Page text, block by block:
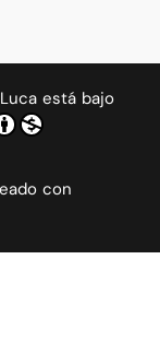
está bajo
con